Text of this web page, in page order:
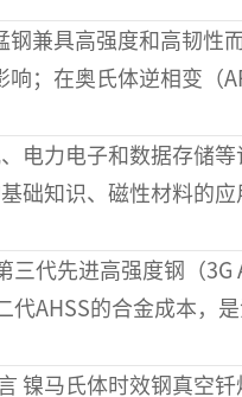
响；在奥氏体逆相变（
基础知识、磁性材料的
代AHSS的合金成本，
，因为其材料表